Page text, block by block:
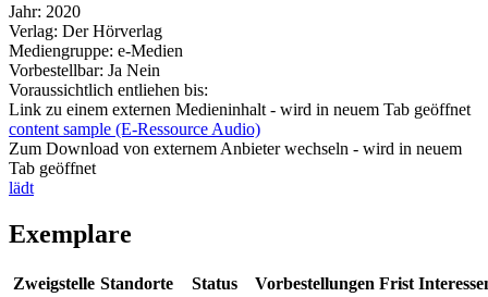
Jahr: 2020
Verlag: Der Hörverlag
Mediengruppe: e-Medien
Vorbestellbar: Ja Nein
Voraussichtlich entliehen bis:
Link zu einem externen Medieninhalt - wird in neuem Tab geöffnet
content sample (E-Ressource Audio)
Zum Download von externem Anbieter wechseln - wird in neuem
Tab geöffnet
lädt
Exemplare
Zweigstelle Standorte Status Vorbestellungen Frist